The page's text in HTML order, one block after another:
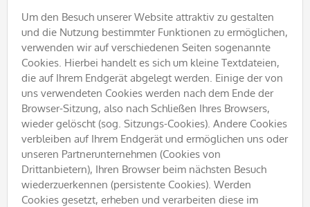
Um den Besuch unserer Website attraktiv zu gestalten
und die Nutzung bestimmter Funktionen zu ermöglichen,
verwenden wir auf verschiedenen Seiten sogenannte
Cookies. Hierbei handelt es sich um kleine Textdateien,
die auf Ihrem Endgerät abgelegt werden. Einige der von
uns verwendeten Cookies werden nach dem Ende der
Browser-Sitzung, also nach Schließen Ihres Browsers,
wieder gelöscht (sog. Sitzungs-Cookies). Andere Cookies
verbleiben auf Ihrem Endgerät und ermöglichen uns oder
unseren Partnerunternehmen (Cookies von
Drittanbietern), Ihren Browser beim nächsten Besuch
wiederzuerkennen (persistente Cookies). Werden
Cookies gesetzt, erheben und verarbeiten diese im